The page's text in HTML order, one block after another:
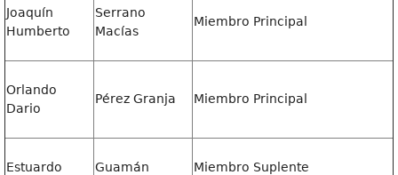
Joaquín
Humberto
Serrano
Macías
Miembro Principal
Orlando
Dario
Pérez Granja Miembro Principal
Estuardo Guamán Miembro Suplente